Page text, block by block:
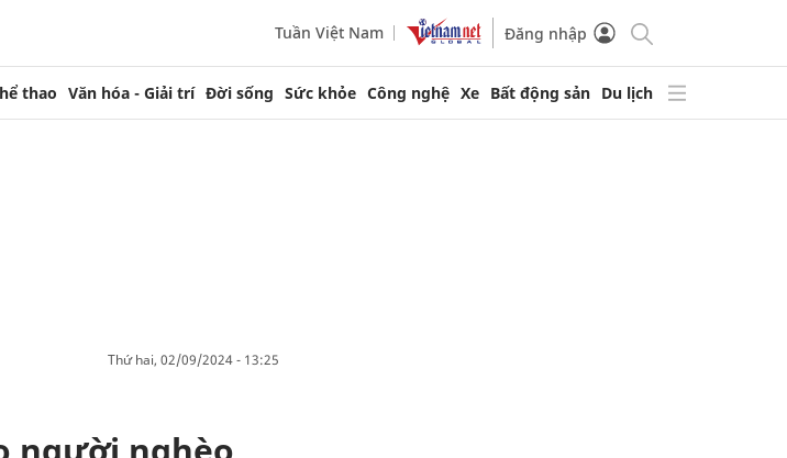
Tuần Việt Nam Đăng nhập
thao Văn hóa - Giải trí Đời sống Sức khỏe Công nghệ Xe Bất động sản Du lịch
thứ hai, 02/09/2024 - 13:25